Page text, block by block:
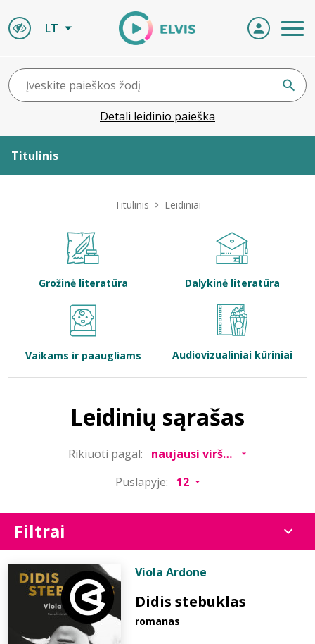
LT
Detali leidinio paieška
Titulinis
Bibliotekoms
Titulinis Leidiniai
Grožinė literatūra Dalykinė literatūra
Vaikams ir paaugliams Audiovizualiniai kūriniai
Leidinių sąrašas
Rikiuoti pagal:
Puslapyje:
Filtrai
Viola Ardone
Didis stebuklas
romanas